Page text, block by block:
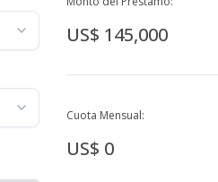
US$ 145,000
Cuota Mensual:
US$ 0